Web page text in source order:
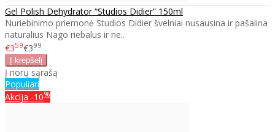
Gel Polish Dehydrator “Studios Didier” 150ml
Nuriebinimo priemonė Studios Didier švelniai nusausina ir pašalina
naturalius Nago riebalus ir ne..
€359€399
Į norų sąrašą
Populiari
Akcija -10%